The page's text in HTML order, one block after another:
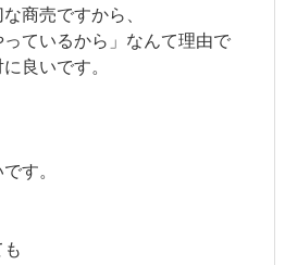
商売ですから、
ているから」なんて理由で
良いです。
す。